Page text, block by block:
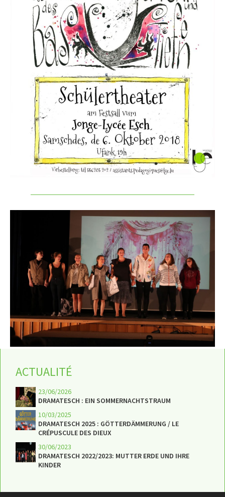
ACTUALITÉ
23/06/2026
DRAMATESCH : EIN SOMMERNACHTSTRAUM
10/03/2025
DRAMATESCH 2025 : GÖTTERDÄMMERUNG / LE
CRÉPUSCULE DES DIEUX
30/06/2023
DRAMATESCH 2022/2023: MUTTER ERDE UND IHRE
KINDER